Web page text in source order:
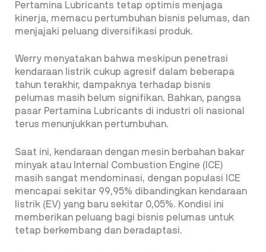
Pertamina Lubricants tetap optimis menjaga
kinerja, memacu pertumbuhan bisnis pelumas, dan
menjajaki peluang diversifikasi produk.
Werry menyatakan bahwa meskipun penetrasi
kendaraan listrik cukup agresif dalam beberapa
tahun terakhir, dampaknya terhadap bisnis
pelumas masih belum signifikan. Bahkan, pangsa
pasar Pertamina Lubricants di industri oli nasional
terus menunjukkan pertumbuhan.
Saat ini, kendaraan dengan mesin berbahan bakar
minyak atau Internal Combustion Engine (ICE)
masih sangat mendominasi, dengan populasi ICE
mencapai sekitar 99,95% dibandingkan kendaraan
listrik (EV) yang baru sekitar 0,05%. Kondisi ini
memberikan peluang bagi bisnis pelumas untuk
tetap berkembang dan beradaptasi.